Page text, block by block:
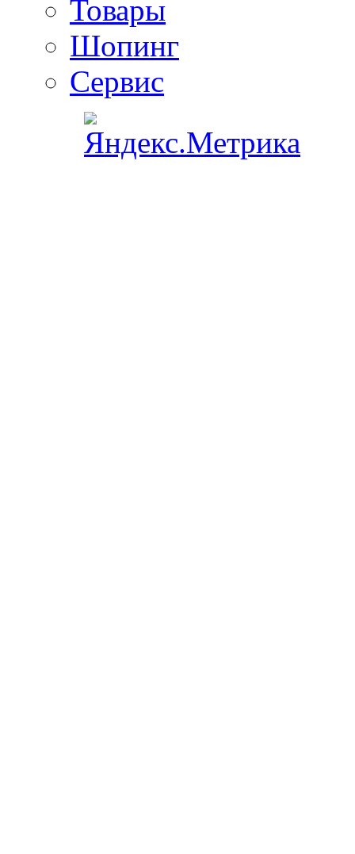
Товары
Шопинг
Сервис